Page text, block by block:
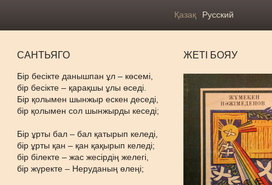
Қазақ Русский
САНТЬЯГО
Бір бесікте данышпан ұл – көсемі,
бір бесікте – қарақшы ұлы өседі.
Бір қолымен шынжыр ескен деседі,
бір қолымен сол шынжырды кеседі;
Бір ұрты бал – бал қатырып келеді,
бір ұрты қан – қан қақырып келеді;
бір білекте – жас жесірдің желегі,
бір жүректе – Неруданың өлеңі;
ЖЕТІ БОЯУ